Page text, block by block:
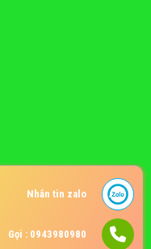
Nhắn tin zalo
Gọi : 0943980980